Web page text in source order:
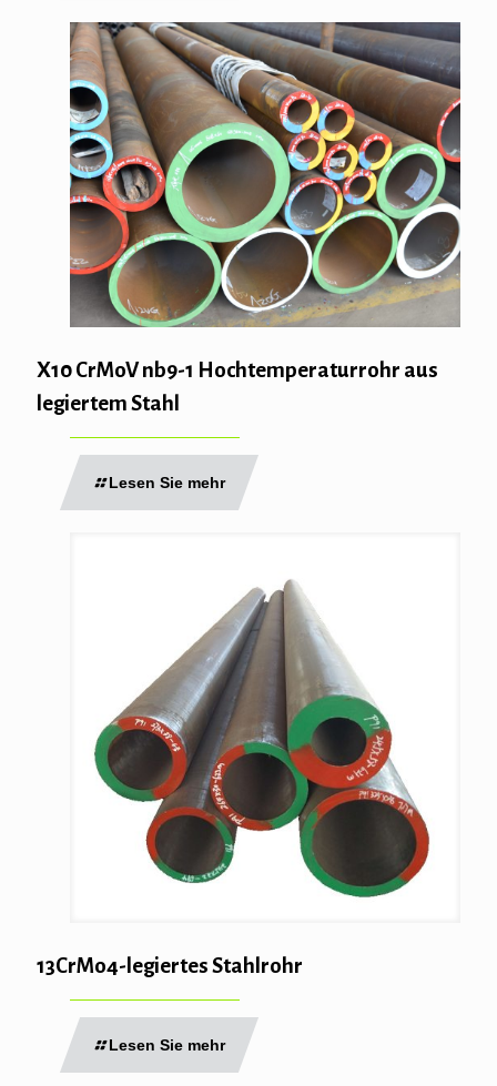
X10 CrMoV nb9-1 Hochtemperaturrohr aus
legiertem Stahl
Lesen Sie mehr
13CrMo4-legiertes Stahlrohr
Lesen Sie mehr